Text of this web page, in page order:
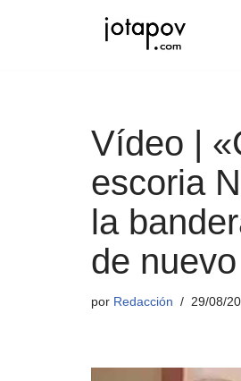
Vídeo |
escoria
la
de nuevo
por Redacción 29/08/